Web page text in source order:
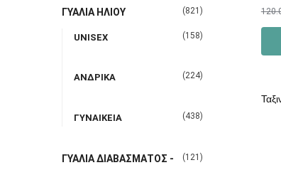
ΓΥΑΛΙΑ ΗΛΙΟΥ (821)
UNISEX (158)
ΑΝΔΡΙΚΑ (224)
ΓΥΝΑΙΚΕΙΑ (438)
ΓΥΑΛΙΑ ΔΙΑΒΑΣΜΑΤΟΣ -
(121)